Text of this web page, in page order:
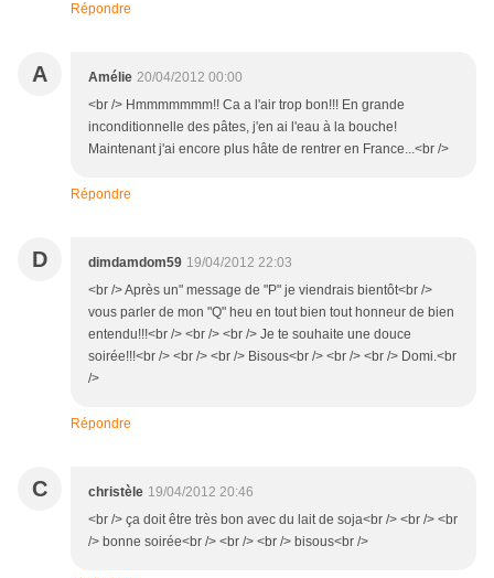
Répondre
A Amélie 20/04/2012 00:00
<br /> Hmmmmmmm!! Ca a l'air trop bon!!! En grande
inconditionnelle des pâtes, j'en ai l'eau à la bouche!
Maintenant j'ai encore plus hâte de rentrer en France...<br />
Répondre
D dimdamdom59 19/04/2012 22:03
<br /> Après un" message de "P" je viendrais bientôt<br />
vous parler de mon "Q" heu en tout bien tout honneur de bien
entendu!!!<br /> <br /> <br /> Je te souhaite une douce
soirée!!!<br /> <br /> <br /> Bisous<br /> <br /> <br /> Domi.<br
/>
Répondre
C christèle 19/04/2012 20:46
<br /> ça doit être très bon avec du lait de soja<br /> <br /> <br
/> bonne soirée<br /> <br /> <br /> bisous<br />